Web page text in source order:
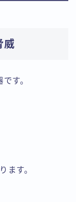
威
す。
ます。